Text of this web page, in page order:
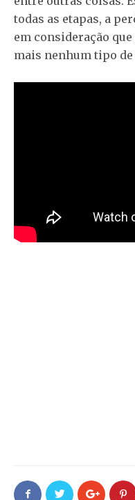
todas as etapas, a
em consideração
mais nenhum tipo